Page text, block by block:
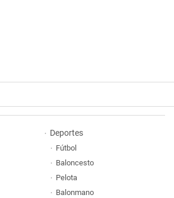
Deportes
Fútbol
Baloncesto
Pelota
Balonmano